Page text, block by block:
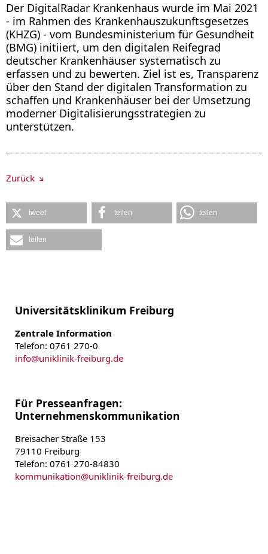
Der DigitalRadar Krankenhaus wurde im Mai 2021
- im Rahmen des Krankenhauszukunftsgesetzes
(KHZG) - vom Bundesministerium für Gesundheit
(BMG) initiiert, um den digitalen Reifegrad
deutscher Krankenhäuser systematisch zu
erfassen und zu bewerten. Ziel ist es, Transparenz
über den Stand der digitalen Transformation zu
schaffen und Krankenhäuser bei der Umsetzung
moderner Digitalisierungsstrategien zu
unterstützen.
Zurück
tweet teilen teilen
teilen
Universitätsklinikum Freiburg
Zentrale Information
Telefon: 0761 270-0
info@uniklinik-freiburg.de
Für Presseanfragen:
Unternehmenskommunikation
Breisacher Straße 153
79110 Freiburg
Telefon: 0761 270-84830
kommunikation@uniklinik-freiburg.de